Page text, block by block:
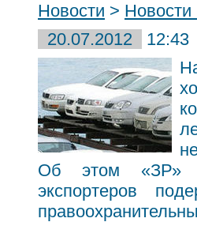
Новости >
20.07.2012
12:43
Об этом «ЗР»
экспортеров